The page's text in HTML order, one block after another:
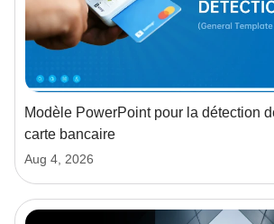
Modèle PowerPoint pour la détection
carte bancaire
Aug 4, 2026